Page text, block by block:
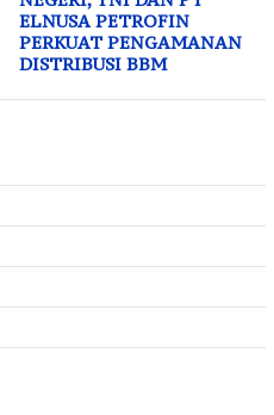
ELNUSA PETROFIN
PERKUAT PENGAMANAN
DISTRIBUSI BBM